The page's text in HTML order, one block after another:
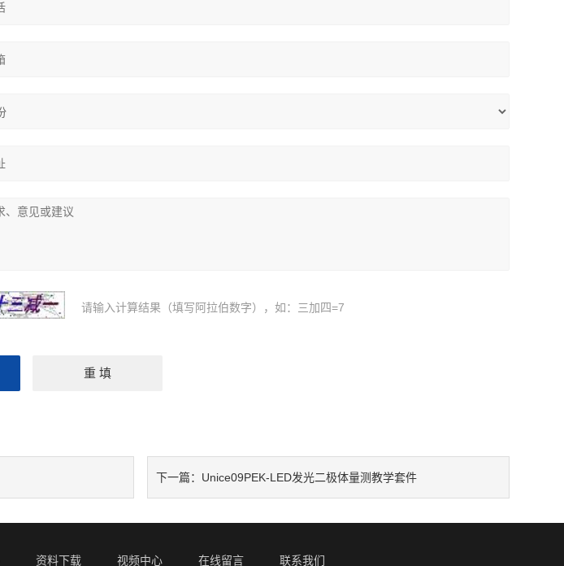
请输入计算结果（填写阿拉伯数字），如：三加四=7
下一篇： Unice09PEK-LED发光二极体量测教学套件
资料下载 视频中心 在线留言 联系我们